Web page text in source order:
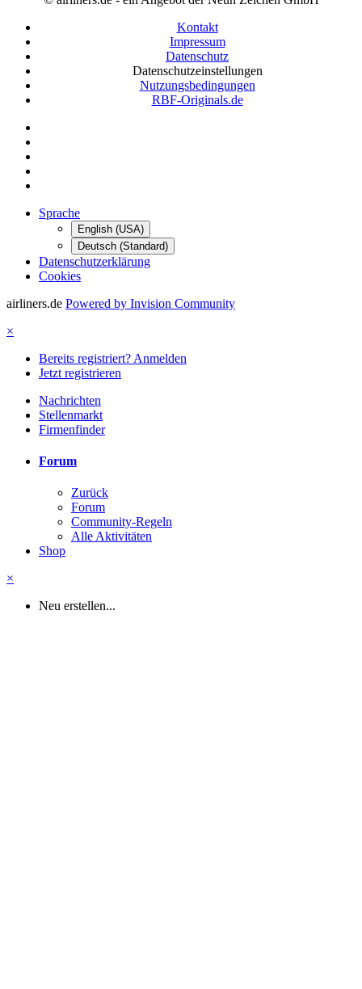
Kontakt
Impressum
Datenschutz
Datenschutzeinstellungen
Nutzungsbedingungen
RBF-Originals.de
Sprache
English (USA)
Deutsch (Standard)
Datenschutzerklärung
Cookies
airliners.de Powered by Invision Community
×
Bereits registriert? Anmelden
Jetzt registrieren
Nachrichten
Stellenmarkt
Firmenfinder
Forum
Zurück
Forum
Community-Regeln
Alle Aktivitäten
Shop
×
Neu erstellen...